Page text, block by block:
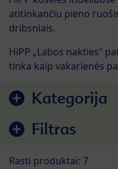
Pereiti prie produktų
Kategorija
Filtras
atitinkančiu pieno
dribsniais.
HiPP „Labos nakties“
tinka kaip vakarienės
Rasti produktai: 7